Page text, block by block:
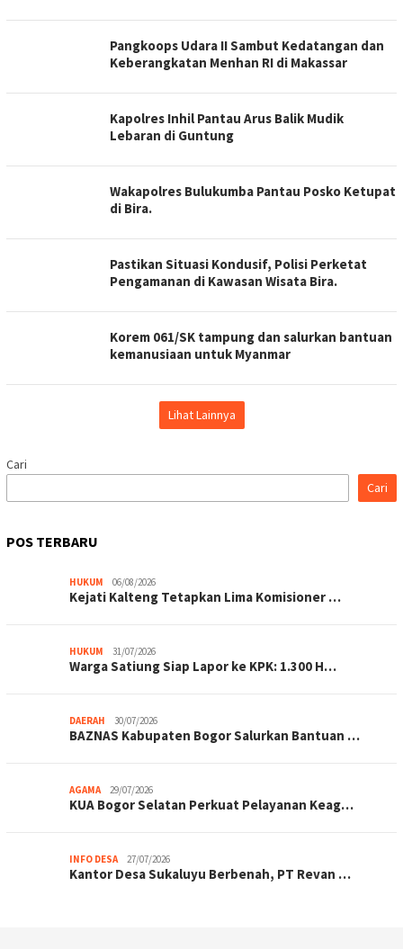
Pangkoops Udara II Sambut Kedatangan dan
Keberangkatan Menhan RI di Makassar
Kapolres Inhil Pantau Arus Balik Mudik
Lebaran di Guntung
Wakapolres Bulukumba Pantau Posko Ketupat
di Bira.
Pastikan Situasi Kondusif, Polisi Perketat
Pengamanan di Kawasan Wisata Bira.
Korem 061/SK tampung dan salurkan bantuan
kemanusiaan untuk Myanmar
Lihat Lainnya
Cari
Cari
POS TERBARU
HUKUM 06/08/2026
Kejati Kalteng Tetapkan Lima Komisioner …
HUKUM 31/07/2026
Warga Satiung Siap Lapor ke KPK: 1.300 H…
DAERAH 30/07/2026
BAZNAS Kabupaten Bogor Salurkan Bantuan …
AGAMA 29/07/2026
KUA Bogor Selatan Perkuat Pelayanan Keag…
INFO DESA 27/07/2026
Kantor Desa Sukaluyu Berbenah, PT Revan …